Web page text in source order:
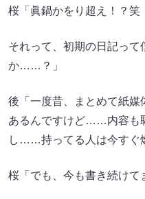
桜「眞鍋かをり超え！？笑
それって、初期の日記っ
か……？」
後「一度昔、まとめて紙
あるんですけど……内容も
し……持ってる人は今すぐ
桜「でも、今も書き続けて